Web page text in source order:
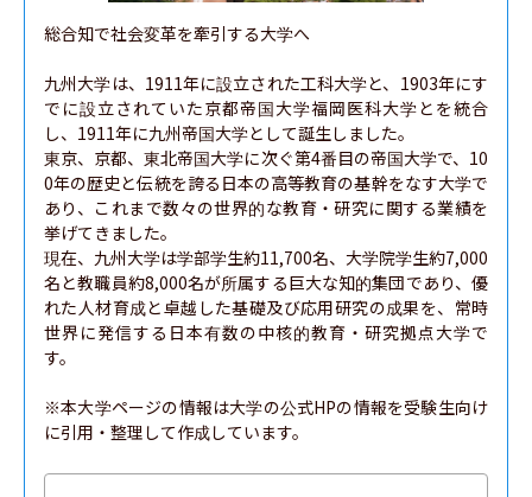
総合知で社会変革を牽引する大学へ
九州大学は、1911年に設立された工科大学と、1903年にす
でに設立されていた京都帝国大学福岡医科大学とを統合
し、1911年に九州帝国大学として誕生しました。
東京、京都、東北帝国大学に次ぐ第4番目の帝国大学で、10
0年の歴史と伝統を誇る日本の高等教育の基幹をなす大学で
あり、これまで数々の世界的な教育・研究に関する業績を
挙げてきました。
現在、九州大学は学部学生約11,700名、大学院学生約7,000
名と教職員約8,000名が所属する巨大な知的集団であり、優
れた人材育成と卓越した基礎及び応用研究の成果を、常時
世界に発信する日本有数の中核的教育・研究拠点大学で
す。
※本大学ページの情報は大学の公式HPの情報を受験生向け
に引用・整理して作成しています。